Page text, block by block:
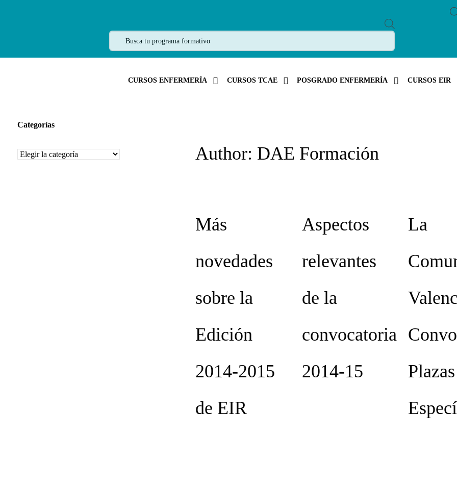
R
D
S
CURSOS ENFERMERÍA CURSOS TCAE POSGRADO ENFERMERÍA CURSOS EIR
Categorías
Categorías Author: DAE Formación
Más
novedades
sobre la
Edición
2014-2015
de EIR
Aspectos
relevantes
de la
convocatoria
2014-15
La